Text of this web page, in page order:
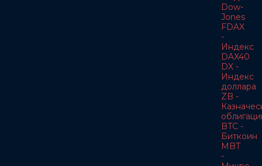
Dow-
Jones
FDAX
-
Индекс
DAX40
DX -
Индекс
доллара
ZB -
BTC -
Биткоин
MBT
-